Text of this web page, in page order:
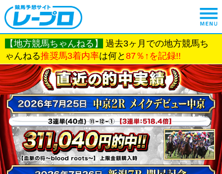
【地方競馬ちゃんねる】
過去3ヶ月での地方競馬ち
ゃんねる推奨馬3着内率は何と 87％↑を記録!!